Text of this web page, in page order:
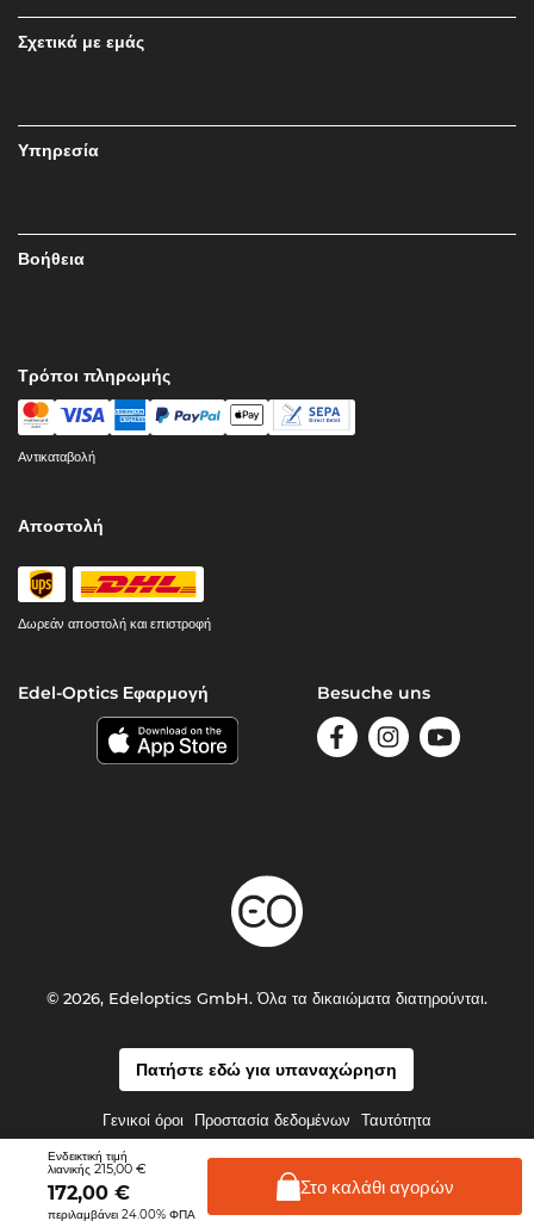
Ενδεικτική τιμή
λιανικής 215,00 €
172,00 €
περιλαμβάνει 24.00% ΦΠΑ
Στο καλάθιαγορών
Σχετικά με εμάς
Υπηρεσία
Βοήθεια
Τρόποι πληρωμής
Αντικαταβολή
Αποστολή
Δωρεάν αποστολή και επιστροφή
Edel-Optics Εφαρμογή Besuche uns
Πατήστε εδώ για υπαναχώρηση
Γενικοί όροι Προστασία δεδομένων Ταυτότητα
© 2026, Edeloptics GmbH. Όλα τα δικαιώματα διατηρούνται.